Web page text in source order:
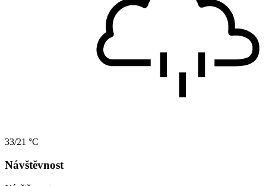
33/21 °C
Návštěvnost